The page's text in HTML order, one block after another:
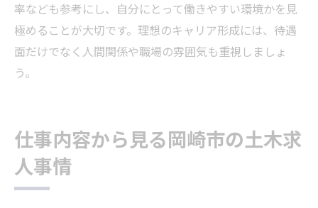
率なども参考にし、自分にとって働きやすい環境かを見
極めることが大切です。理想のキャリア形成には、待遇
面だけでなく人間関係や職場の雰囲気も重視しましょ
う。
仕事内容から見る岡崎市の土木求
人事情